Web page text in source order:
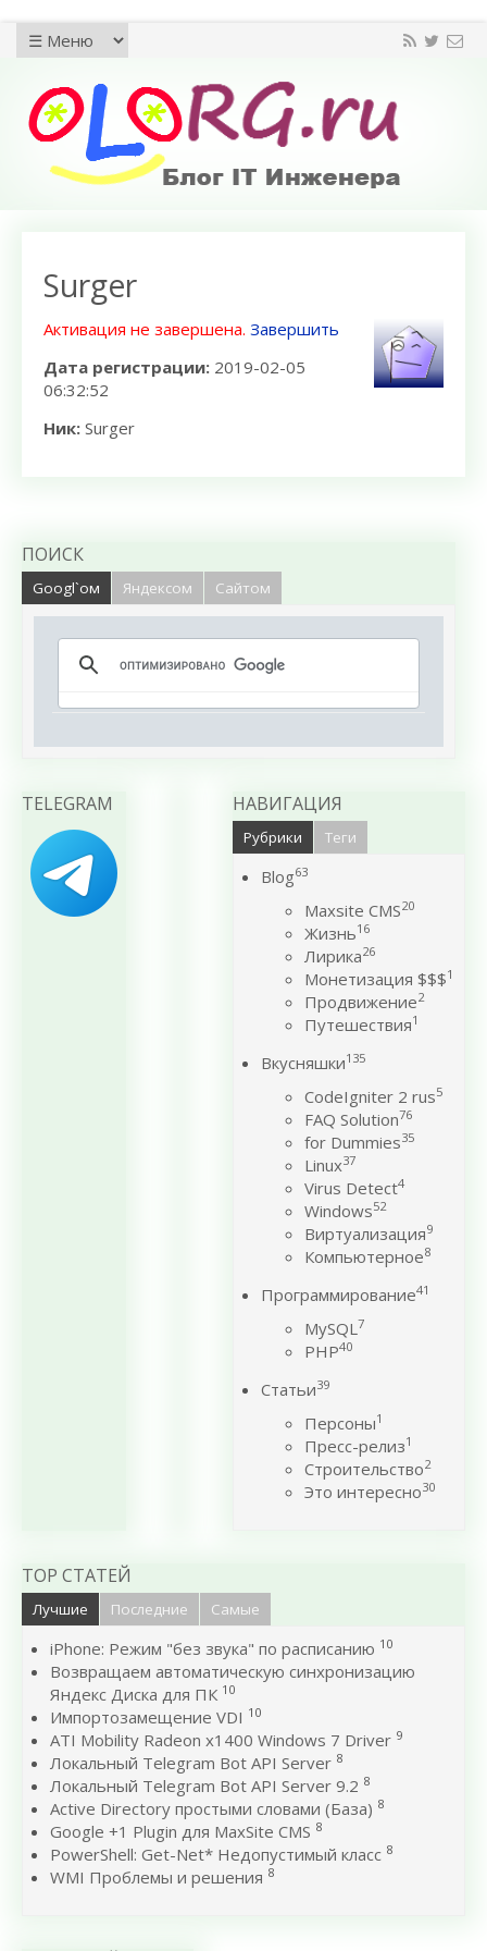
Surger
Активация не завершена. Завершить
Дата регистрации: 2019-02-05
06:32:52
Ник: Surger
ПОИСК
Googl`ом Яндексом Сайтом
TELEGRAM НАВИГАЦИЯ
Рубрики Теги
Blog63
Maxsite CMS20
Жизнь16
Лирика26
Монетизация $$$1
Продвижение2
Путешествия1
Вкусняшки135
CodeIgniter 2 rus5
FAQ Solution76
for Dummies35
Linux37
Virus Detect4
Windows52
Виртуализация9
Компьютерное8
Программирование41
MySQL7
PHP40
Статьи39
Персоны1
Пресс-релиз1
Строительство2
Это интересно30
TOP СТАТЕЙ
Лучшие Последние Самые
iPhone: Режим "без звука" по расписанию 10
Возвращаем автоматическую синхронизацию
Яндекс Диска для ПК 10
Импортозамещение VDI 10
ATI Mobility Radeon x1400 Windows 7 Driver 9
Локальный Telegram Bot API Server 8
Локальный Telegram Bot API Server 9.2 8
Active Directory простыми словами (База) 8
Google +1 Plugin для MaxSite CMS 8
PowerShell: Get-Net* Недопустимый класс 8
WMI Проблемы и решения 8